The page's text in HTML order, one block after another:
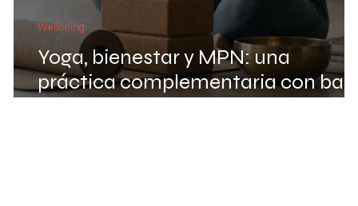
Yoga, bienestar y MPN: una
práctica complementaria con
Wellbeing